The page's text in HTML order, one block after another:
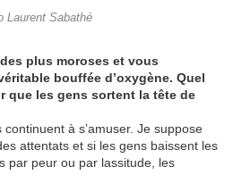
Laurent Sabathé
plus moroses et vous
bouffée d’oxygène. Quel
que les gens sortent la tête de
continuent à s’amuser. Je suppose
attentats et si les gens baissent les
par peur ou par lassitude, les